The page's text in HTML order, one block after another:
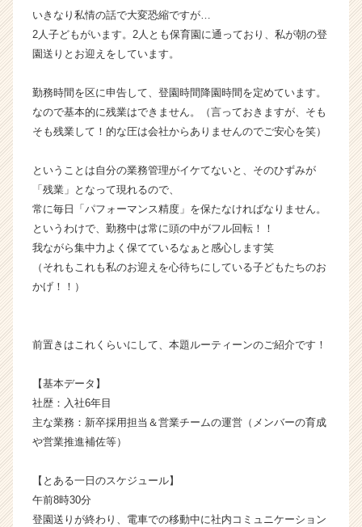
リ
ア
（C
h
e
r
C
e
e
r）
いきなり私情の話で大変恐縮ですが…
2人子どもがいます。2人とも保育園に通っており、私が朝の登
園送りとお迎えをしています。
勤務時間を区に申告して、登園時間降園時間を定めています。
なので基本的に残業はできません。（言っておきますが、そも
そも残業して！的な圧は会社からありませんのでご安心を笑）
ということは自分の業務管理がイケてないと、そのひずみが
「残業」となって現れるので、
常に毎日「パフォーマンス精度」を保たなければなりません。
というわけで、勤務中は常に頭の中がフル回転！！
我ながら集中力よく保てているなぁと感心します笑
（それもこれも私のお迎えを心待ちにしている子どもたちのお
かげ！！）
前置きはこれくらいにして、本題ルーティーンのご紹介です！
【基本データ】
社歴：入社6年目
主な業務：新卒採用担当＆営業チームの運営（メンバーの育成
や営業推進補佐等）
【とある一日のスケジュール】
午前8時30分
登園送りが終わり、電車での移動中に社内コミュニケーション